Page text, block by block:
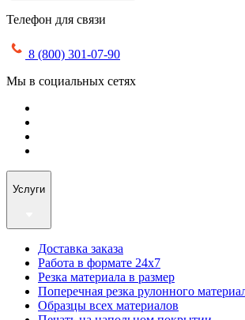
Телефон для связи
8 (800) 301-07-90
Мы в социальных сетях
Услуги
Доставка заказа
Работа в формате 24х7
Резка материала в размер
Поперечная резка рулонного
Образцы всех материалов